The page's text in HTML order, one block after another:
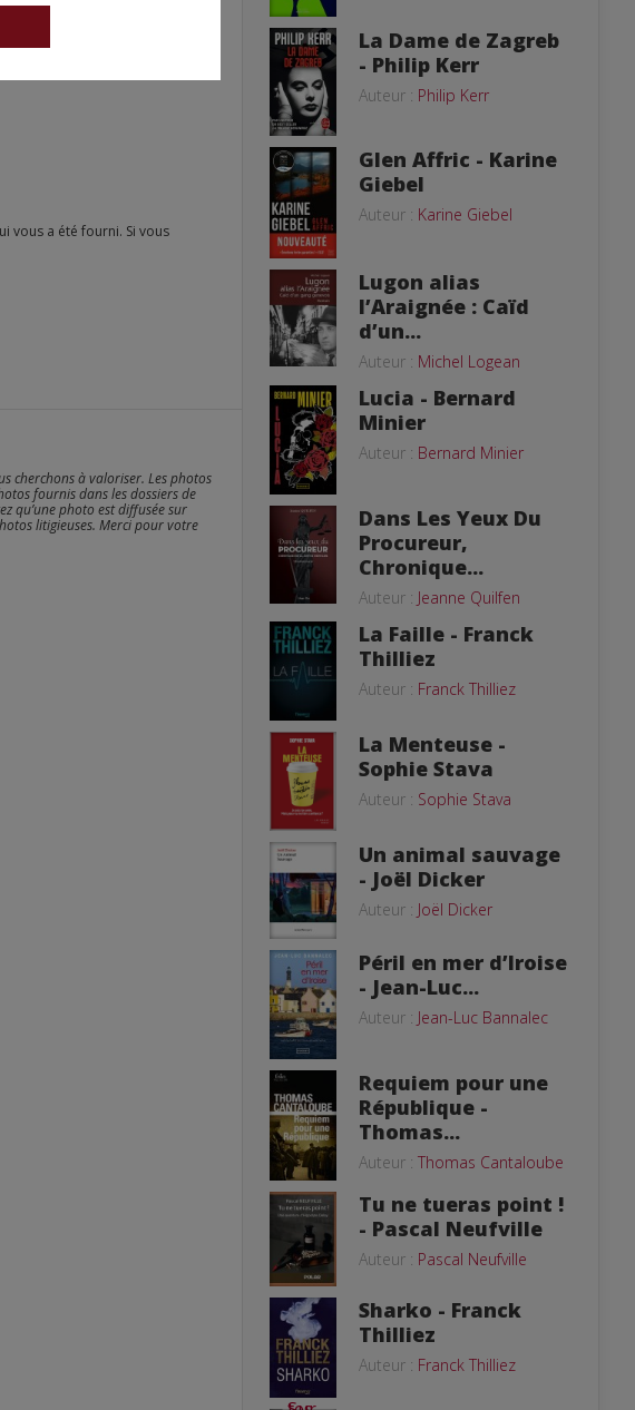
cherchons à valoriser. Les photos
fournis dans les dossiers de
qu’une photo est diffusée sur
litigieuses. Merci pour votre
La Dame de Zagreb
- Philip Kerr
Auteur : Philip Kerr
Glen Affric - Karine
Giebel
Auteur : Karine Giebel
Lugon alias
l’Araignée : Caïd
d’un...
Auteur : Michel Logean
Lucia - Bernard
Minier
Auteur : Bernard Minier
Dans Les Yeux Du
Procureur,
Chronique...
Auteur : Jeanne Quilfen
La Faille - Franck
Thilliez
Auteur : Franck Thilliez
La Menteuse -
Sophie Stava
Auteur : Sophie Stava
Un animal sauvage
- Joël Dicker
Auteur : Joël Dicker
Péril en mer d’Iroise
- Jean-Luc...
Auteur : Jean-Luc Bannalec
Requiem pour une
République -
Thomas...
Auteur : Thomas Cantaloube
Tu ne tueras point !
- Pascal Neufville
Auteur : Pascal Neufville
Sharko - Franck
Thilliez
Auteur : Franck Thilliez